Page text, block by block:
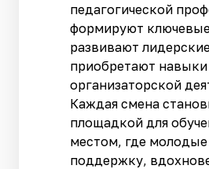
педагогической
формируют
развивают
приобретают навыки
организаторской
Каждая смена
площадкой для
местом, где
поддержку,